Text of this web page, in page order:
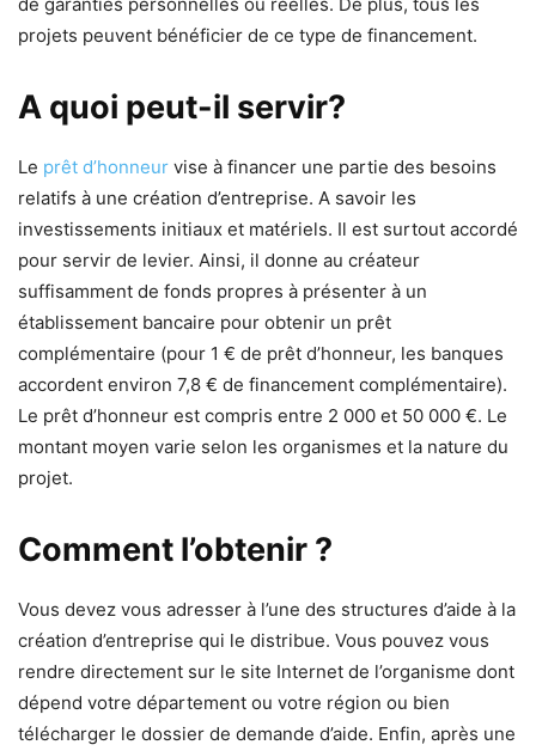
projets peuvent bénéficier de ce type de financement.
A quoi peut-il servir?
Le prêt d’honneur vise à financer une partie des besoins
relatifs à une création d’entreprise. A savoir les
investissements initiaux et matériels. Il est surtout accordé
pour servir de levier. Ainsi, il donne au créateur
suffisamment de fonds propres à présenter à un
établissement bancaire pour obtenir un prêt
complémentaire (pour 1 € de prêt d’honneur, les banques
accordent environ 7,8 € de financement complémentaire).
Le prêt d’honneur est compris entre 2 000 et 50 000 €. Le
montant moyen varie selon les organismes et la nature du
projet.
Comment l’obtenir ?
Vous devez vous adresser à l’une des structures d’aide à la
création d’entreprise qui le distribue. Vous pouvez vous
rendre directement sur le site Internet de l’organisme dont
dépend votre département ou votre région ou bien
télécharger le dossier de demande d’aide. Enfin, après une